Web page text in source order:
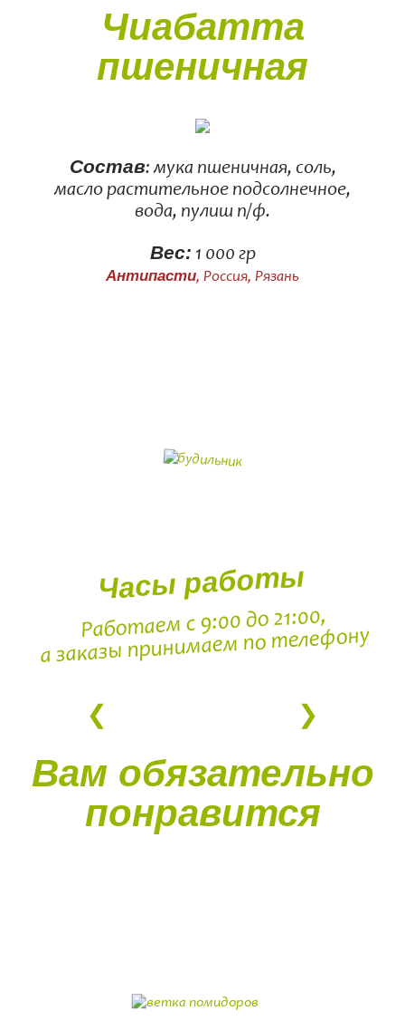
Чиабатта
пшеничная
Состав: мука пшеничная, соль,
масло растительное подсолнечное,
вода, пулиш п/ф.
Вес: 1 000 гр
Антипасти, Россия, Рязань
Часы работы
Работаем с 9:00 до 21:00,
а заказы принимаем по телефону
Вам обязательно
понравится